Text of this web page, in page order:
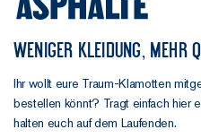
WENIGER KLEIDUNG, MEHR
Ihr wollt eure Traum-Klamotten
bestellen könnt? Tragt einfach hier
halten euch auf dem Laufenden.